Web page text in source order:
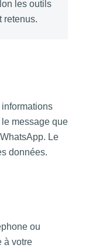
les outils
message que
Le
données.
ou
à votre